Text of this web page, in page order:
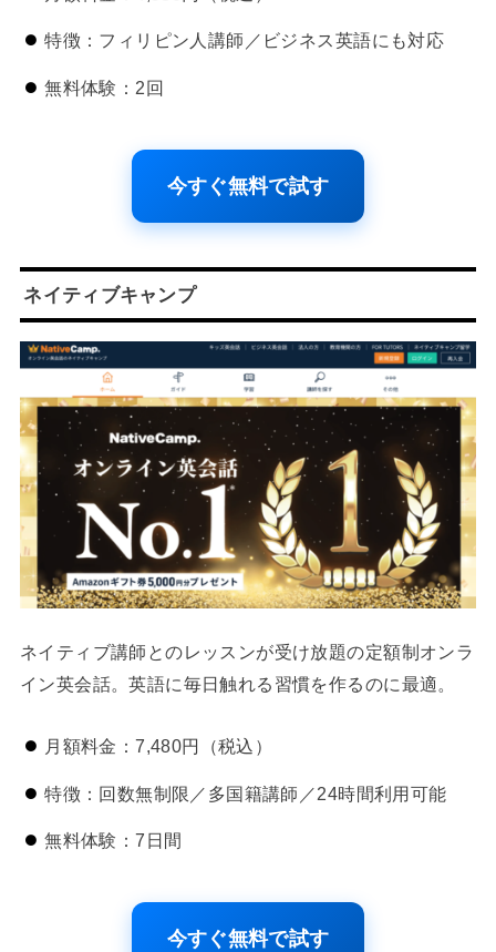
特徴：フィリピン人講師／ビジネス英語にも対応
無料体験：2回
今すぐ無料で試す
ネイティブキャンプ
ネイティブ講師とのレッスンが受け放題の定額制オンラ
イン英会話。英語に毎日触れる習慣を作るのに最適。
月額料金：7,480円（税込）
特徴：回数無制限／多国籍講師／24時間利用可能
無料体験：7日間
今すぐ無料で試す